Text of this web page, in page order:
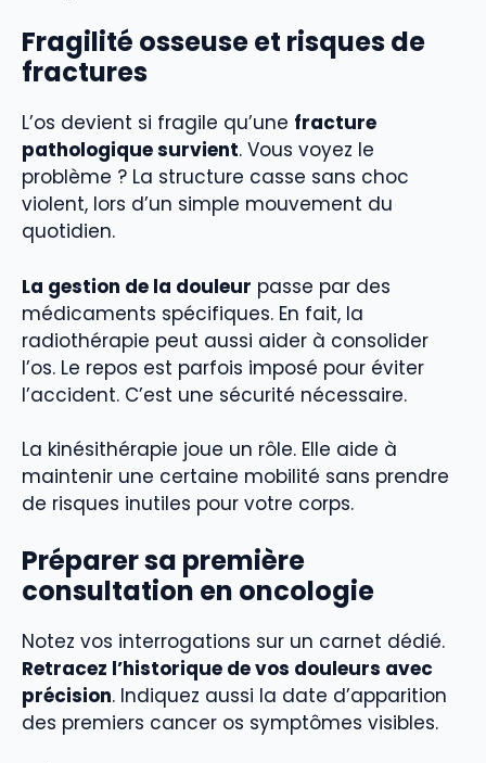
Fragilité osseuse et risques de
fractures
L’os devient si fragile qu’une fracture
pathologique survient. Vous voyez le
problème ? La structure casse sans choc
violent, lors d’un simple mouvement du
quotidien.
La gestion de la douleur passe par des
médicaments spécifiques. En fait, la
radiothérapie peut aussi aider à consolider
l’os. Le repos est parfois imposé pour éviter
l’accident. C’est une sécurité nécessaire.
La kinésithérapie joue un rôle. Elle aide à
maintenir une certaine mobilité sans prendre
de risques inutiles pour votre corps.
Préparer sa première
consultation en oncologie
Notez vos interrogations sur un carnet dédié.
Retracez l’historique de vos douleurs avec
précision. Indiquez aussi la date d’apparition
des premiers cancer os symptômes visibles.